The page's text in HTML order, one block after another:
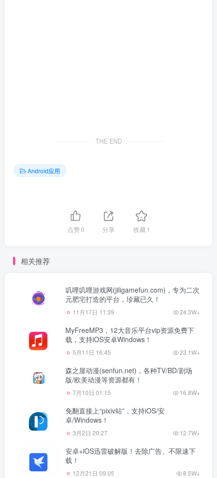
THE END
Android应用
点赞0 分享 收藏1
相关推荐
叽哩叽哩游戏网(jiligamefun.com)，专为二次
元肥宅打造的平台，珍藏已久！
11月17日 11:39 24.3W+
MyFreeMP3，12大音乐平台vip资源免费下
载，支持iOS安卓Windows！
5月11日 16:45 23.1W+
森之屋动漫(senfun.net)，各种TV/BD/剧场
版/欧美动漫等资源都有！
7月10日 01:15 16.8W+
免翻直接上“pixiv站”，支持iOS/安
卓/Windows！
3月2日 20:27 12.7W+
安卓+iOS迅雷破解版！去除广告、不限速下
载！
12月21日 09:05 8.5W+